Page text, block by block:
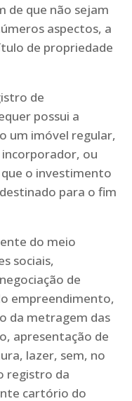
de que não sejam
aspectos, a
de propriedade
de
possui a
um imóvel regular,
ou
que o investimento
para o fim
do meio
sociais,
de
empreendimento,
da metragem das
apresentação de
lazer, sem, no
registro da
cartório do